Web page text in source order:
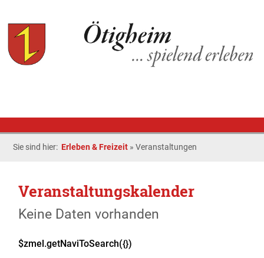
Sie sind hier: Erleben & Freizeit »Veranstaltungen
Veranstaltungskalender
Keine Daten vorhanden
$zmel.getNaviToSearch({})